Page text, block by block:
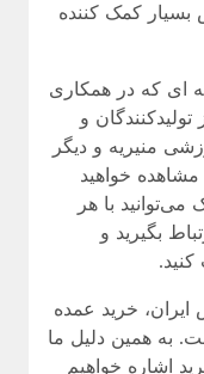
بسیار کمک کننده
ای که در همکاری
و
منیریه و دیگر
خواهید
با هر
بگیرید و
ایران، خرید عمده
به همین دلیل ما
اشاره خواهیم